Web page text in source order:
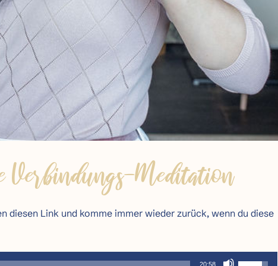
Verbindungs-Meditation
diesen Link und komme immer wieder zurück, wenn du diese
20:58 Pfeiltasten